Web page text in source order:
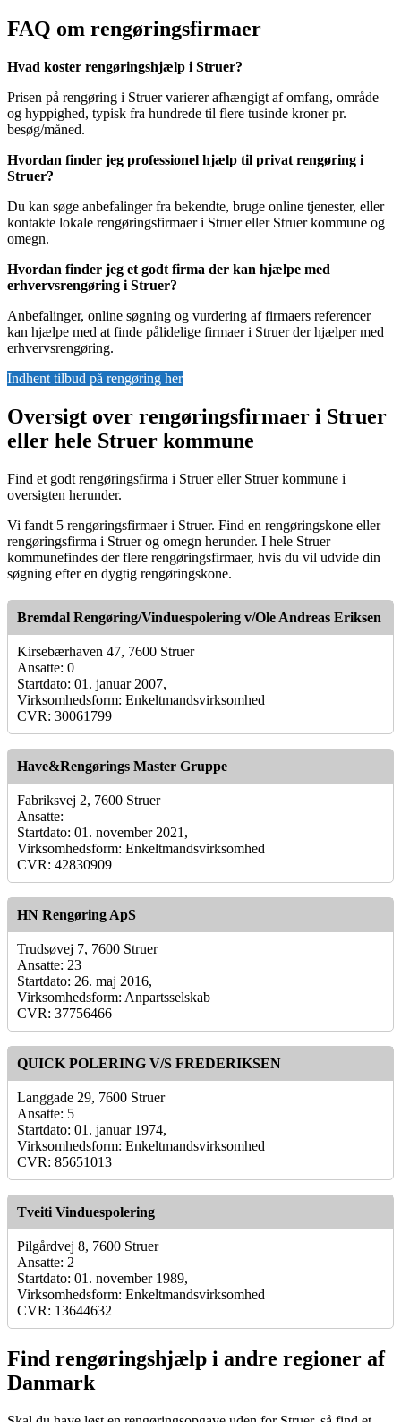
FAQ om rengøringsfirmaer
Hvad koster rengøringshjælp i Struer?
Prisen på rengøring i Struer varierer afhængigt af omfang, område
og hyppighed, typisk fra hundrede til flere tusinde kroner pr.
besøg/måned.
Hvordan finder jeg professionel hjælp til privat rengøring i
Struer?
Du kan søge anbefalinger fra bekendte, bruge online tjenester, eller
kontakte lokale rengøringsfirmaer i Struer eller Struer kommune og
omegn.
Hvordan finder jeg et godt firma der kan hjælpe med
erhvervsrengøring i Struer?
Anbefalinger, online søgning og vurdering af firmaers referencer
kan hjælpe med at finde pålidelige firmaer i Struer der hjælper med
erhvervsrengøring.
Indhent tilbud på rengøring her
Oversigt over rengøringsfirmaer i Struer
eller hele Struer kommune
Find et godt rengøringsfirma i Struer eller Struer kommune i
oversigten herunder.
Vi fandt 5 rengøringsfirmaer i Struer. Find en rengøringskone eller
rengøringsfirma i Struer og omegn herunder. I hele Struer
kommunefindes der flere rengøringsfirmaer, hvis du vil udvide din
søgning efter en dygtig rengøringskone.
Bremdal Rengøring/Vinduespolering v/Ole Andreas Eriksen
Kirsebærhaven 47, 7600 Struer
Ansatte: 0
Startdato: 01. januar 2007,
Virksomhedsform: Enkeltmandsvirksomhed
CVR: 30061799
Have&Rengørings Master Gruppe
Fabriksvej 2, 7600 Struer
Ansatte:
Startdato: 01. november 2021,
Virksomhedsform: Enkeltmandsvirksomhed
CVR: 42830909
HN Rengøring ApS
Trudsøvej 7, 7600 Struer
Ansatte: 23
Startdato: 26. maj 2016,
Virksomhedsform: Anpartsselskab
CVR: 37756466
QUICK POLERING V/S FREDERIKSEN
Langgade 29, 7600 Struer
Ansatte: 5
Startdato: 01. januar 1974,
Virksomhedsform: Enkeltmandsvirksomhed
CVR: 85651013
Tveiti Vinduespolering
Pilgårdvej 8, 7600 Struer
Ansatte: 2
Startdato: 01. november 1989,
Virksomhedsform: Enkeltmandsvirksomhed
CVR: 13644632
Find rengøringshjælp i andre regioner af
Danmark